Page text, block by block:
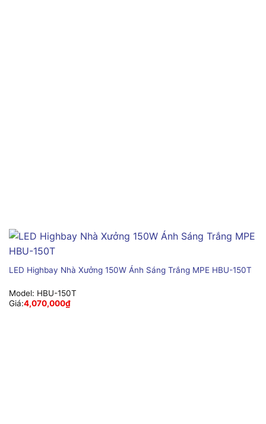
LED Highbay Nhà Xưởng 150W Ánh Sáng Trắng MPE HBU-150T
Model: HBU-150T
Giá:4,070,000₫